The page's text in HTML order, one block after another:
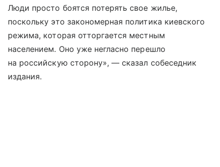
Люди просто боятся потерять свое жилье,
поскольку это закономерная политика киевского
режима, которая отторгается местным
населением. Оно уже негласно перешло
на российскую сторону», — сказал собеседник
издания.